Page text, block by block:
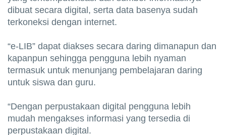
dibuat secara digital, serta data basenya sudah
terkoneksi dengan internet.
“e-LIB” dapat diakses secara daring dimanapun dan
kapanpun sehingga pengguna lebih nyaman
termasuk untuk menunjang pembelajaran daring
untuk siswa dan guru.
“Dengan perpustakaan digital pengguna lebih
mudah mengakses informasi yang tersedia di
perpustakaan digital.